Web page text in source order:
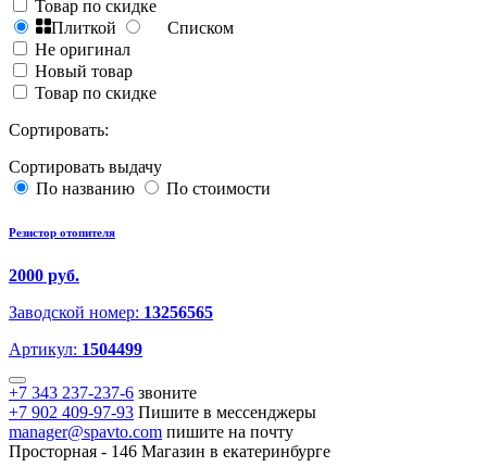
Товар по скидке
Плиткой
Списком
Не оригинал
Новый товар
Товар по скидке
Сортировать:
Сортировать выдачу
По названию
По стоимости
Резистор отопителя
2000 руб.
Заводской номер: 13256565
Артикул: 1504499
+7 343 237-237-6 звоните
+7 902 409-97-93 Пишите в мессенджеры
manager@spavto.com пишите на почту
Просторная - 146 Магазин в екатеринбурге